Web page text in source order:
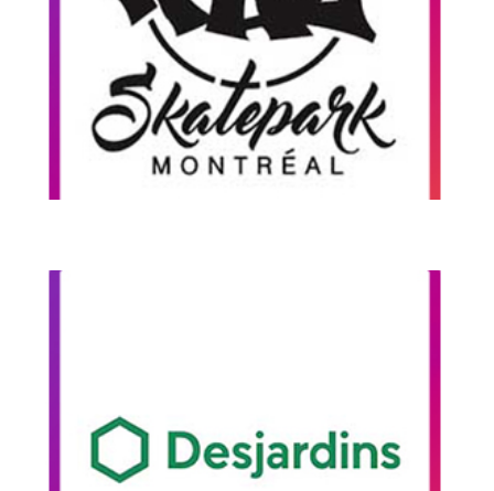
Pour les camps d’été du Taz à Montréal,
Artecycle organise à chaque année des
initiations BMX Flatland.
Vidéo Initiation BMX
Au mois d’août a Montréal se déroule le grand
défilé de la fierté. Artecycle a été mandaté par
Desjardins pour animer l’ouverture de leur